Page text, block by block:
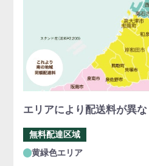
エリアにより配送料が異な
無料配達区域
黄緑色エリア